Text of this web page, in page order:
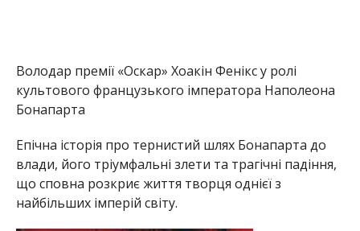
Володар премії «Оскар» Хоакін Фенікс у ролі
культового французького імператора Наполеона
Бонапарта
Епічна історія про тернистий шлях Бонапарта до
влади, його тріумфальні злети та трагічні падіння,
що сповна розкриє життя творця однієї з
найбільших імперій світу.